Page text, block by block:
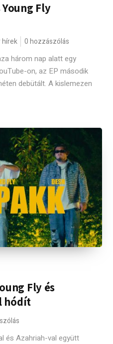
Fly
hírek 0 hozzászólás
három nap alatt egy
on, az EP második
debütált. A kislemezen
Fly és
hódít
és Azahriah-val együtt